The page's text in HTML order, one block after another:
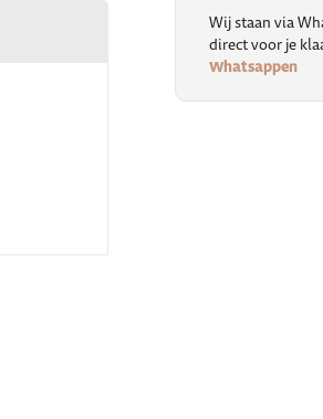
Wij staan via
direct voor je
Whatsappen